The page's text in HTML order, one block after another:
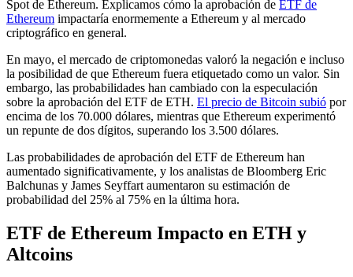
Spot de Ethereum. Explicamos cómo la aprobación de ETF de
Ethereum impactaría enormemente a Ethereum y al mercado
criptográfico en general.
En mayo, el mercado de criptomonedas valoró la negación e incluso
la posibilidad de que Ethereum fuera etiquetado como un valor. Sin
embargo, las probabilidades han cambiado con la especulación
sobre la aprobación del ETF de ETH. El precio de Bitcoin subió por
encima de los 70.000 dólares, mientras que Ethereum experimentó
un repunte de dos dígitos, superando los 3.500 dólares.
Las probabilidades de aprobación del ETF de Ethereum han
aumentado significativamente, y los analistas de Bloomberg Eric
Balchunas y James Seyffart aumentaron su estimación de
probabilidad del 25% al ​​75% en la última hora.
ETF de Ethereum Impacto en ETH y
Altcoins